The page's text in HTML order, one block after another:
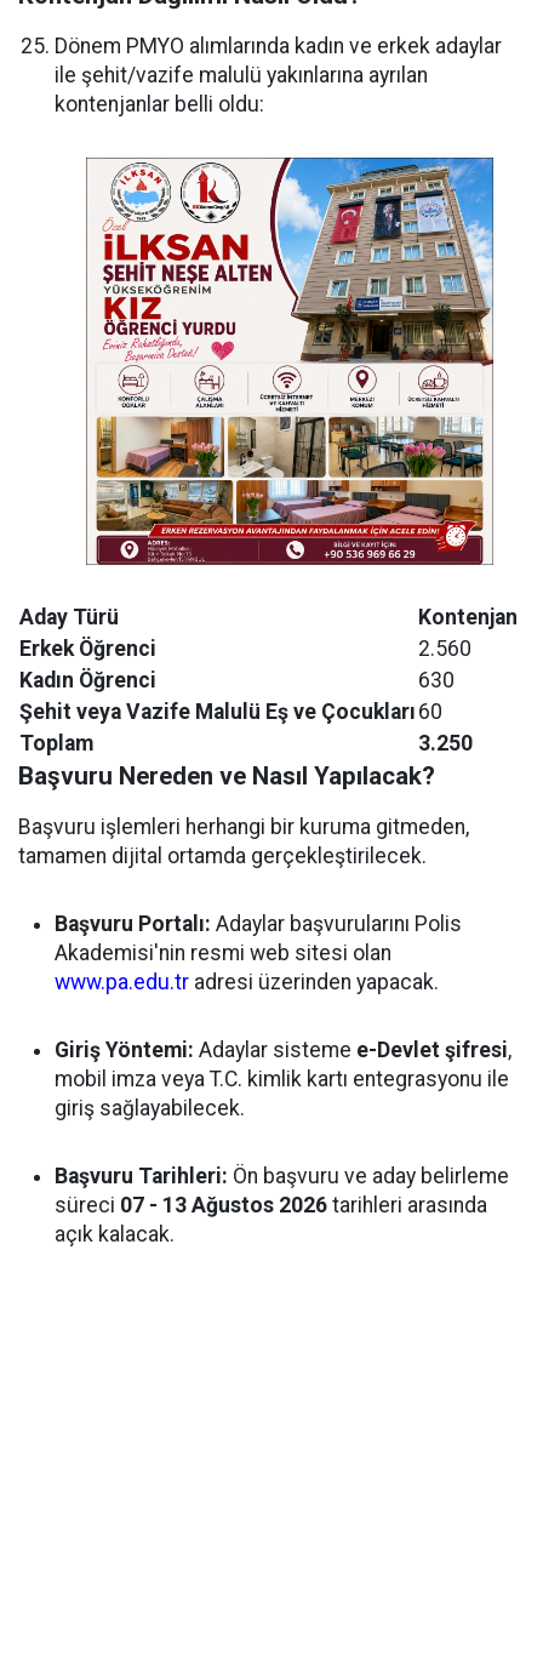
Dönem PMYO alımlarında kadın ve erkek adaylar
ile şehit/vazife malulü yakınlarına ayrılan
kontenjanlar belli oldu:
Aday Türü
Kontenjan
Erkek Öğrenci
2.560
Kadın Öğrenci
630
Şehit veya Vazife Malulü Eş ve Çocukları 60
Toplam
3.250
Başvuru Nereden ve Nasıl Yapılacak?
Başvuru işlemleri herhangi bir kuruma gitmeden,
tamamen dijital ortamda gerçekleştirilecek.
Başvuru Portalı: Adaylar başvurularını Polis
Akademisi'nin resmi web sitesi olan
www.pa.edu.tr adresi üzerinden yapacak.
Giriş Yöntemi: Adaylar sisteme e-Devlet şifresi,
mobil imza veya T.C. kimlik kartı entegrasyonu ile
giriş sağlayabilecek.
Başvuru Tarihleri: Ön başvuru ve aday belirleme
süreci 07 - 13 Ağustos 2026 tarihleri arasında
açık kalacak.